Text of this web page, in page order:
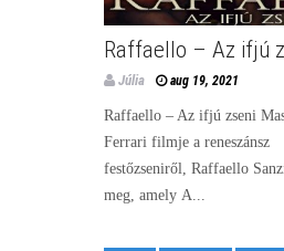
Raffaello – Az ifjú
Júlia aug 19, 2021
Raffaello – Az ifjú zseni
Ferrari filmje a reneszánsz
festőzseniről, Raffaello
meg, amely A...